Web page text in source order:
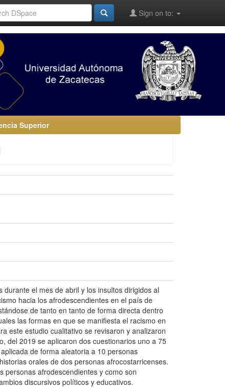
Sign on to:
Superior
el mes de abril y los insultos dirigidos al
hacia los afrodescendientes en el país de
de tanto en tanto de forma directa dentro
las formas en que se manifiesta el racismo en
este estudio cualitativo se revisaron y analizaron
del 2019 se aplicaron dos cuestionarios uno a 75
de forma aleatoria a 10 personas
orales de dos personas afrocostarricenses.
personas afrodescendientes y como son
discursivos políticos y educativos.